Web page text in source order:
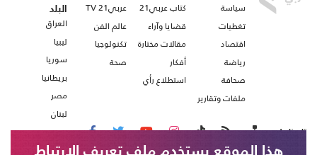
سياسة
تغطيات
اقتصاد
رياضة
صحافة
ملفات وتقارير
كتاب عربي21
قضايا وآراء
مقالات مختارة
أفكار
استطلاع رأي
عربي21 TV
عالم الفن
تكنولوجيا
صحة
البلد
العراق
ليبيا
سوريا
بريطانيا
مصر
لبنان
تابعنا على
هذا الموقع يستخدم ملف تعريف الارتباط